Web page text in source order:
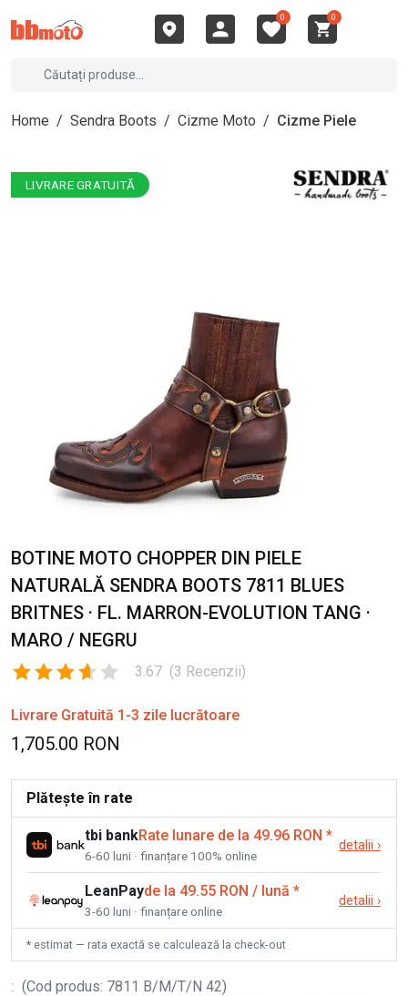
0 0
Home / Sendra Boots / Cizme Moto / Cizme Piele
LIVRARE GRATUITĂ
BOTINE MOTO CHOPPER DIN PIELE
NATURALĂ SENDRA BOOTS 7811 BLUES
BRITNES · FL. MARRON-EVOLUTION TANG ·
MARO / NEGRU
3.67 (3 Recenzii)
Livrare Gratuită 1-3 zile lucrătoare
1,705.00 RON
Plătește în rate
tbi bankRate lunare de la 49.96 RON *
6-60 luni · finanțare 100% online
detalii ›
LeanPayde la 49.55 RON / lună *
3-60 luni · finanțare online
detalii ›
* estimat — rata exactă se calculează la check-out
: (Cod produs: 7811 B/M/T/N 42)